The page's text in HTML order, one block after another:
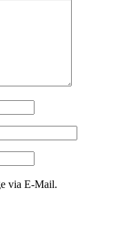
via E-Mail.